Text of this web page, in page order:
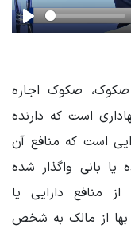
Play
صکوک، صکوک اجاره
است که دارنده
است که منافع آن
یا بانی واگذار شده
منافع دارایی یا
بها از مالک به شخص